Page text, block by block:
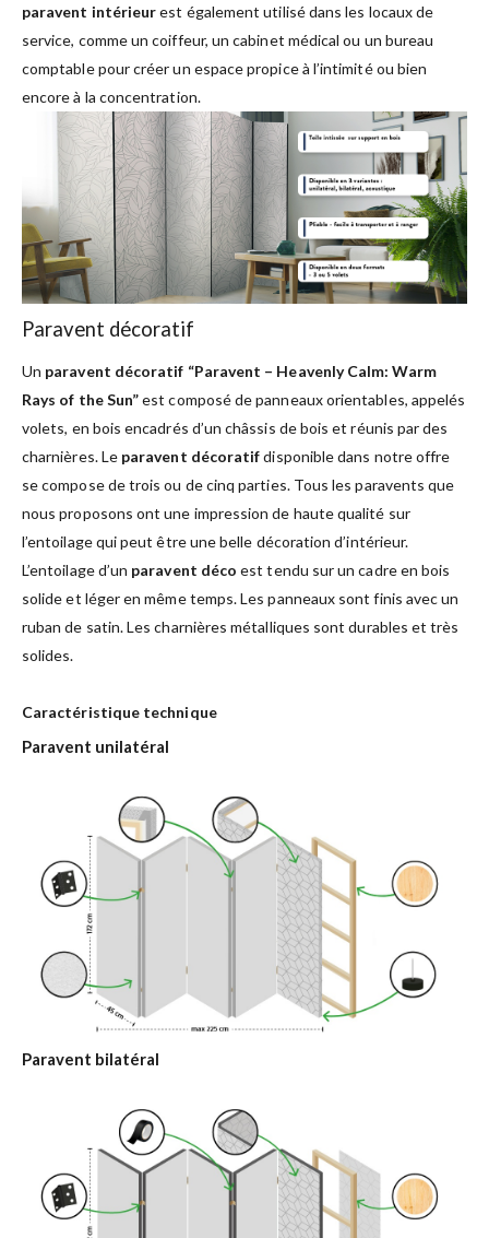
paravent intérieurest également utilisé dans les locaux de
service, comme un coiffeur, un cabinet médical ou un bureau
comptable pour créer un espace propice à l’intimité ou bien
encore à la concentration.
Paravent décoratif
Un paravent décoratif “Paravent – Heavenly Calm: Warm
Rays of the Sun”est composé de panneaux orientables, appelés
volets, en bois encadrés d’un châssis de bois et réunis par des
charnières. Le paravent décoratifdisponible dans notre offre
se compose de trois ou de cinq parties. Tous les paravents que
nous proposons ont une impression de haute qualité sur
l’entoilage qui peut être une belle décoration d’intérieur.
L’entoilage d’un paravent déco est tendu sur un cadre en bois
solide et léger en même temps. Les panneaux sont finis avec un
ruban de satin. Les charnières métalliques sont durables et très
solides.
Caractéristique technique
Paravent unilatéral
Paravent bilatéral